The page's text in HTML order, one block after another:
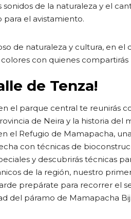
de la naturaleza y el
el avistamiento.
de naturaleza y cultura, en el
con quienes compartirás
de Tenza!
el parque central te reunirás
de Neira y la historia del
el Refugio de Mamapacha,
con técnicas de
y descubrirás técnicas
de la región, nuestro
prepárate para recorrer el
del páramo de Mamapacha